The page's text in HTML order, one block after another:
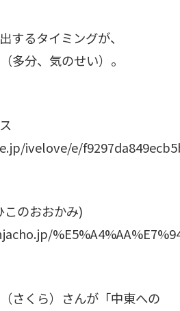
するタイミングが、
多分、気のせい）。
ivelove/e/
のおおかみ)
さくら）さんが「中東への